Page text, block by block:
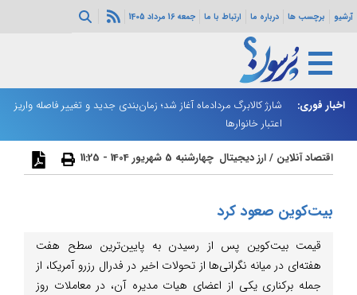
آرشیو برچسب ها درباره ما ارتباط با ما جمعه 16 مرداد 1405
اخبار فوری:
هرمز ادامه
شارژ کالابرگ مردادماه آغاز شد؛ زمان‌بندی جدید و تغییر فاصله واریز
اعتبار خانوارها
اقتصاد آنلاین /ارز دیجیتال چهارشنبه 5 شهریور 1404 - 11:25
بیت‌کوین صعود کرد
قیمت بیت‌کوین پس از رسیدن به پایین‌ترین سطح هفت
هفته‌ای در میانه نگرانی‌ها از تحولات اخیر در فدرال رزرو آمریکا، از
جمله برکناری یکی از اعضای هیات مدیره آن، در معاملات روز